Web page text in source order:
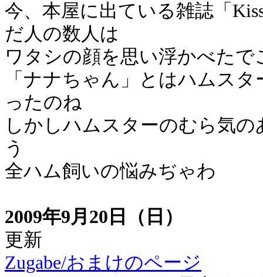
今、本屋に出ている雑誌「
だ人の数人は
ワタシの顔を思い浮かべた
「ナナちゃん」とはハムス
ったのね
しかしハムスターのむら気
う
全ハム飼いの悩みぢゃわ
2009年9月20日（日）
更新
Zugabe/おまけのページ